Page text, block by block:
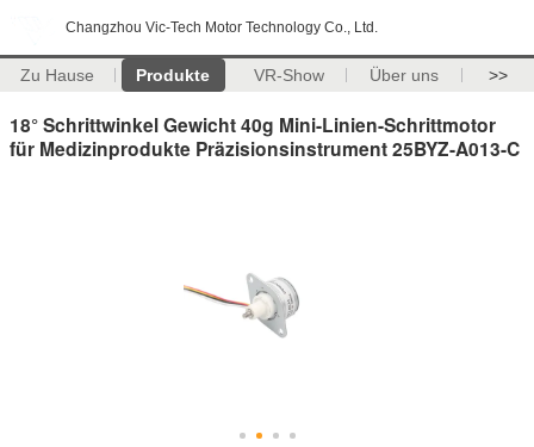
Changzhou Vic-Tech Motor Technology Co., Ltd.
Zu Hause Produkte VR-Show Über uns >>
18° Schrittwinkel Gewicht 40g Mini-Linien-Schrittmotor
für Medizinprodukte Präzisionsinstrument 25BYZ-A013-C